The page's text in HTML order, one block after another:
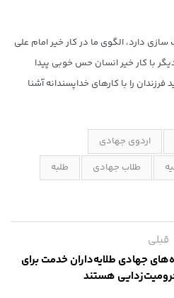
سازی دارد، الگوی ما در کار خیر امام علی
با کار خیر انسان حس خوبی پیدا
را با کارهای خداپسندانه آشنا
اردوی جهادی
طلاب جهادی
طلبه
قبلی
جهادی طلایه‌داران خدمت برای
هستند